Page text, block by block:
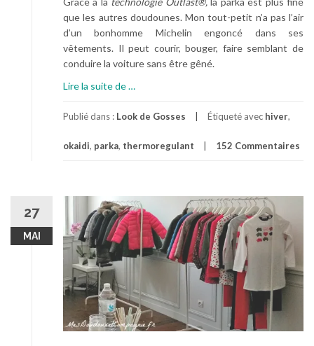
que les autres doudounes. Mon tout-petit n’a pas l’air
d’un bonhomme Michelin engoncé dans ses
vêtements. Il peut courir, bouger, faire semblant de
conduire la voiture sans être gêné.
Lire la suite de
r
p
n
h
v
n
i
t
…
Publié dans : Look de Gosses Étiqueté avec hiver,
okaidi, parka, thermoregulant 152 Commentaires
27
MAI